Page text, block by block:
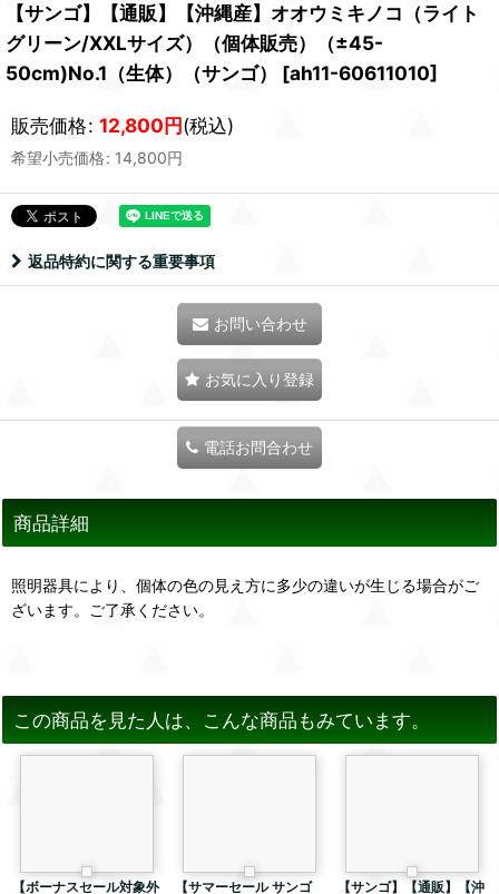
【サンゴ】【通販】【沖縄産】オオウミキノコ（ライト
グリーン/XXLサイズ）（個体販売）（±45-
50cm)No.1（生体）（サンゴ）
[ah11-60611010]
販売価格: 12,800円(税込)
希望小売価格: 14,800円
返品特約に関する重要事項
お問い合わせ
お気に入り登録
電話お問合わせ
商品詳細
照明器具により、個体の色の見え方に多少の違いが生じる場合がご
ざいます。ご了承ください。
この商品を見た人は、こんな商品もみています。
【ボーナスセール対象外
【サマーセール サンゴ
【サンゴ】【通販】【沖